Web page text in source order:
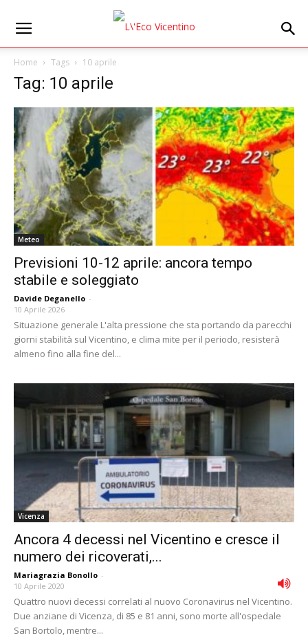
Home Tags 10 aprile
Tag: 10 aprile
Meteo
Previsioni 10-12 aprile: ancora tempo
stabile e soleggiato
Davide Deganello -
10 Aprile 2026
Situazione generale L'alta pressione che sta portando da parecchi
giorni stabilità sul Vicentino, e clima mite per il periodo, resisterà
almeno fino alla fine del...
Vicenza
Ancora 4 decessi nel Vicentino e cresce il
numero dei ricoverati,...
Mariagrazia Bonollo -
10 Aprile 2020
Quattro nuovi decessi correlati al nuovo Coronavirus nel Vicentino.
Due anziane di Vicenza, di 85 e 81 anni, sono morte all'ospedale
San Bortolo, mentre...